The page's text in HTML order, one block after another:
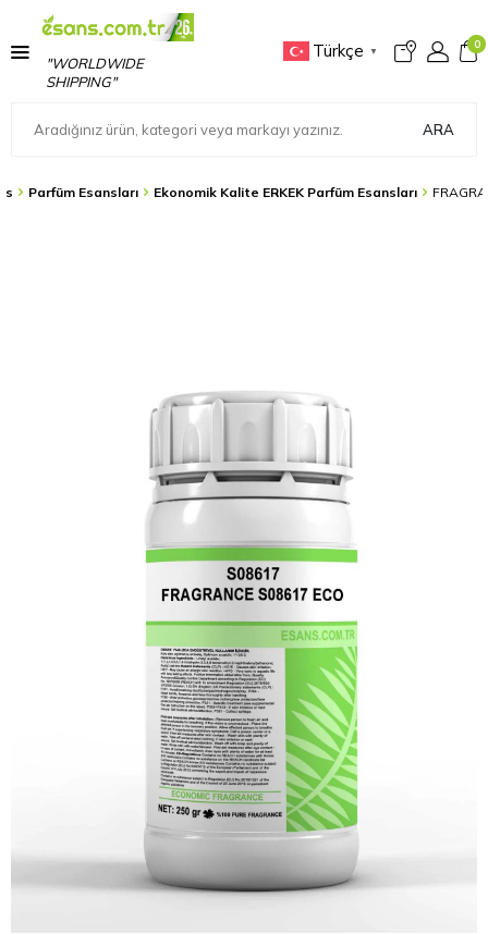
"WORLDWIDE
SHIPPING"
Türkçe ▼
0
ARA
Parfüm Esansları Ekonomik Kalite ERKEK Parfüm Esansları